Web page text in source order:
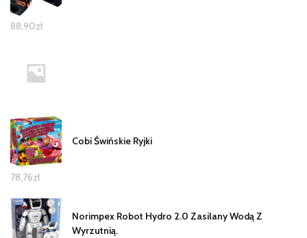
88,90zł
Cobi Świńskie Ryjki
78,76zł
Norimpex Robot Hydro 2.0 Zasilany Wodą Z
Wyrzutnią.